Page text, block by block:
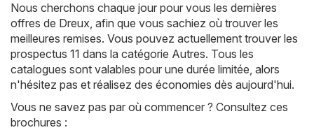
Nous cherchons chaque jour pour vous les dernières
offres de Dreux, afin que vous sachiez où trouver les
meilleures remises. Vous pouvez actuellement trouver les
prospectus 11 dans la catégorie Autres. Tous les
catalogues sont valables pour une durée limitée, alors
n'hésitez pas et réalisez des économies dès aujourd'hui.
Vous ne savez pas par où commencer ? Consultez ces
brochures :